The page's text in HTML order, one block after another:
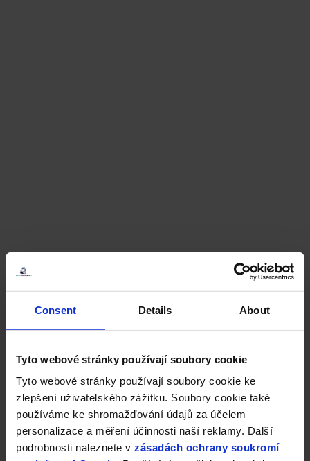
Consent Details About
Tyto webové stránky používají soubory cookie
Tyto webové stránky používají soubory cookie ke
zlepšení uživatelského zážitku. Soubory cookie také
používáme ke shromažďování údajů za účelem
personalizace a měření účinnosti naší reklamy. Další
podrobnosti naleznete v zásadách ochrany soukromí